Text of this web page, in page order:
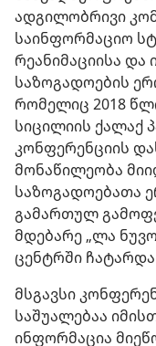
ადგილობრივი
საინფორმაციო
რეანიმაციისა და
საზოგადოების
რომელიც 2018
სიცილიის ქალაქ
კონფერენციის
მონაწილეობა
საზოგადოებათა
გამართულ
მდებარე „ლა
ცენტრში
მსგავსი
საშუალებაა
ინფორმაცია